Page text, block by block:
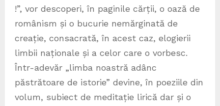
!”, vor descoperi, în paginile cărții, o oază de
românism și o bucurie nemărginată de
creație, consacrată, în acest caz, elogierii
limbii naționale și a celor care o vorbesc.
Într-adevăr „limba noastră adânc
păstrătoare de istorie” devine, în poeziile din
volum, subiect de meditație lirică dar și o